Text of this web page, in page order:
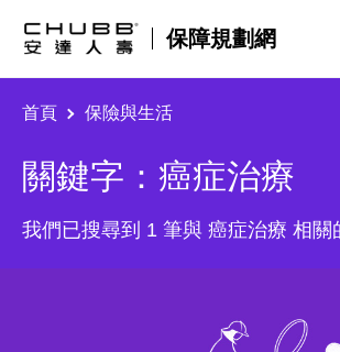
保障規劃網
保險商品
需求分析
首頁 保險與生活
關鍵字：癌症治療
我們已搜尋到 1 筆與 癌症治療 相關